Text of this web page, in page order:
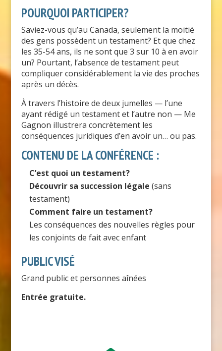
POURQUOI PARTICIPER?
Saviez-vous qu’au Canada, seulement la moitié
des gens possèdent un testament? Et que chez
les 35-54 ans, ils ne sont que 3 sur 10 à en avoir
un? Pourtant, l’absence de testament peut
compliquer considérablement la vie des proches
après un décès.
À travers l’histoire de deux jumelles — l’une
ayant rédigé un testament et l’autre non — Me
Gagnon illustrera concrètement les
conséquences juridiques d’en avoir un… ou pas.
CONTENU DE LA CONFÉRENCE :
C’est quoi un testament?
Découvrir sa succession légale (sans
testament)
Comment faire un testament?
Les conséquences des nouvelles règles pour
les conjoints de fait avec enfant
PUBLIC VISÉ
Grand public et personnes aînées
Entrée gratuite.